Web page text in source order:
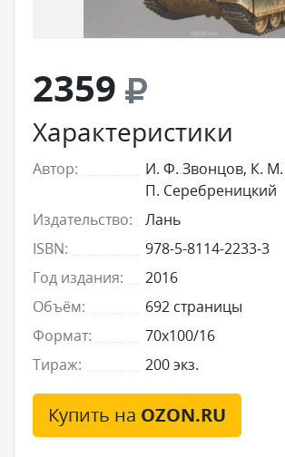
2359
Характеристики
Автор:
И. Ф. Звонцов, К.
П. Серебреницкий
Издательство:
Лань
ISBN:
978-5-8114-2233-3
Год издания:
2016
Объём:
692 страницы
Формат:
70x100/16
Тираж:
200 экз.
Купить на OZON.RU